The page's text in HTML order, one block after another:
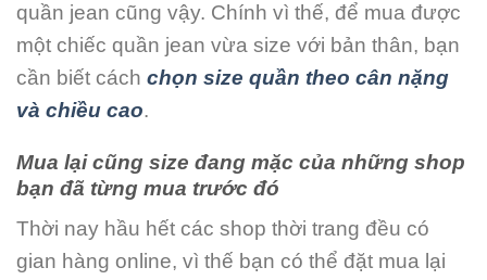
quần jean cũng vậy. Chính vì thế, để mua được
một chiếc quần jean vừa size với bản thân, bạn
cần biết cách chọn size quần theo cân nặng
và chiều cao.
Mua lại cũng size đang mặc của những shop
bạn đã từng mua trước đó
Thời nay hầu hết các shop thời trang đều có
gian hàng online, vì thế bạn có thể đặt mua lại